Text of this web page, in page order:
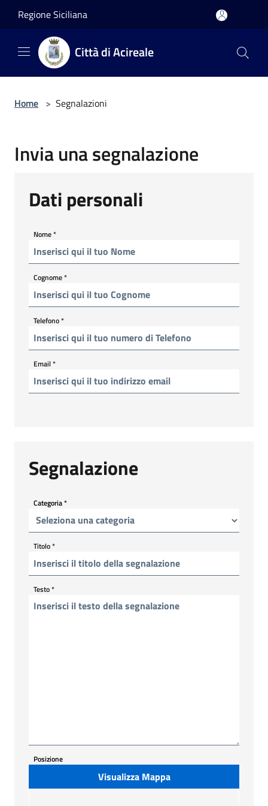
Regione Siciliana
Città di Acireale
Home > Segnalazioni
Invia una segnalazione
Dati personali
Nome*
Cognome*
Telefono*
Email*
Segnalazione
Categoria*
Titolo*
Testo*
Posizione
Visualizza Mappa